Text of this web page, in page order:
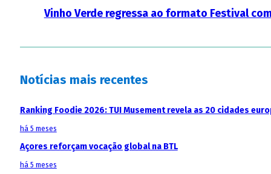
Vinho Verde regressa ao formato Festival
Notícias mais recentes
Ranking Foodie 2026: TUI Musement revela as 20 cidades
há 5 meses
Açores reforçam vocação global na BTL
há 5 meses